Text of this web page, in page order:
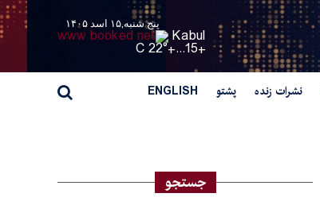
پنج شنبه,۱۵ اسد ۱۴۰۵
Kabul
+
15...
+
22° C
نشرات زنده پشتو ENGLISH
جستجو